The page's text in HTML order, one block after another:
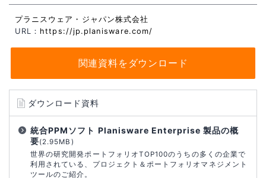
プラニスウェア・ジャパン株式会社
URL： https://jp.planisware.com/
関連資料をダウンロード
ダウンロード資料
統合PPMソフト Planisware Enterprise 製品の概
要(2.95MB)
世界の研究開発ポートフォリオTOP100のうちの多くの企業で
利⽤されている、プロジェクト＆ポートフォリオマネジメント
ツールのご紹介。